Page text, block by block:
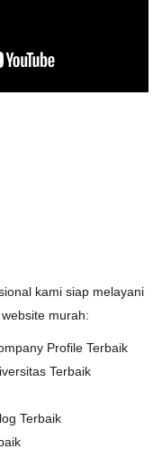
kami siap melayani
murah:
Profile Terbaik
Terbaik
Terbaik